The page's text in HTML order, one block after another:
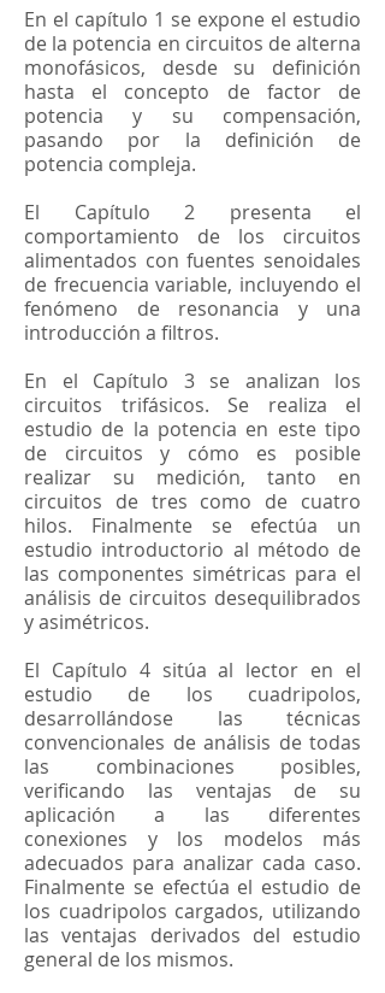
En el capítulo 1 se expone el estudio
de la potencia en circuitos de alterna
monofásicos, desde su definición
hasta el concepto de factor de
potencia y su compensación,
pasando por la definición de
potencia compleja.
El Capítulo 2 presenta el
comportamiento de los circuitos
alimentados con fuentes senoidales
de frecuencia variable, incluyendo el
fenómeno de resonancia y una
introducción a filtros.
En el Capítulo 3 se analizan los
circuitos trifásicos. Se realiza el
estudio de la potencia en este tipo
de circuitos y cómo es posible
realizar su medición, tanto en
circuitos de tres como de cuatro
hilos. Finalmente se efectúa un
estudio introductorio al método de
las componentes simétricas para el
análisis de circuitos desequilibrados
y asimétricos.
El Capítulo 4 sitúa al lector en el
estudio de los cuadripolos,
desarrollándose las técnicas
convencionales de análisis de todas
las combinaciones posibles,
verificando las ventajas de su
aplicación a las diferentes
conexiones y los modelos más
adecuados para analizar cada caso.
Finalmente se efectúa el estudio de
los cuadripolos cargados, utilizando
las ventajas derivados del estudio
general de los mismos.